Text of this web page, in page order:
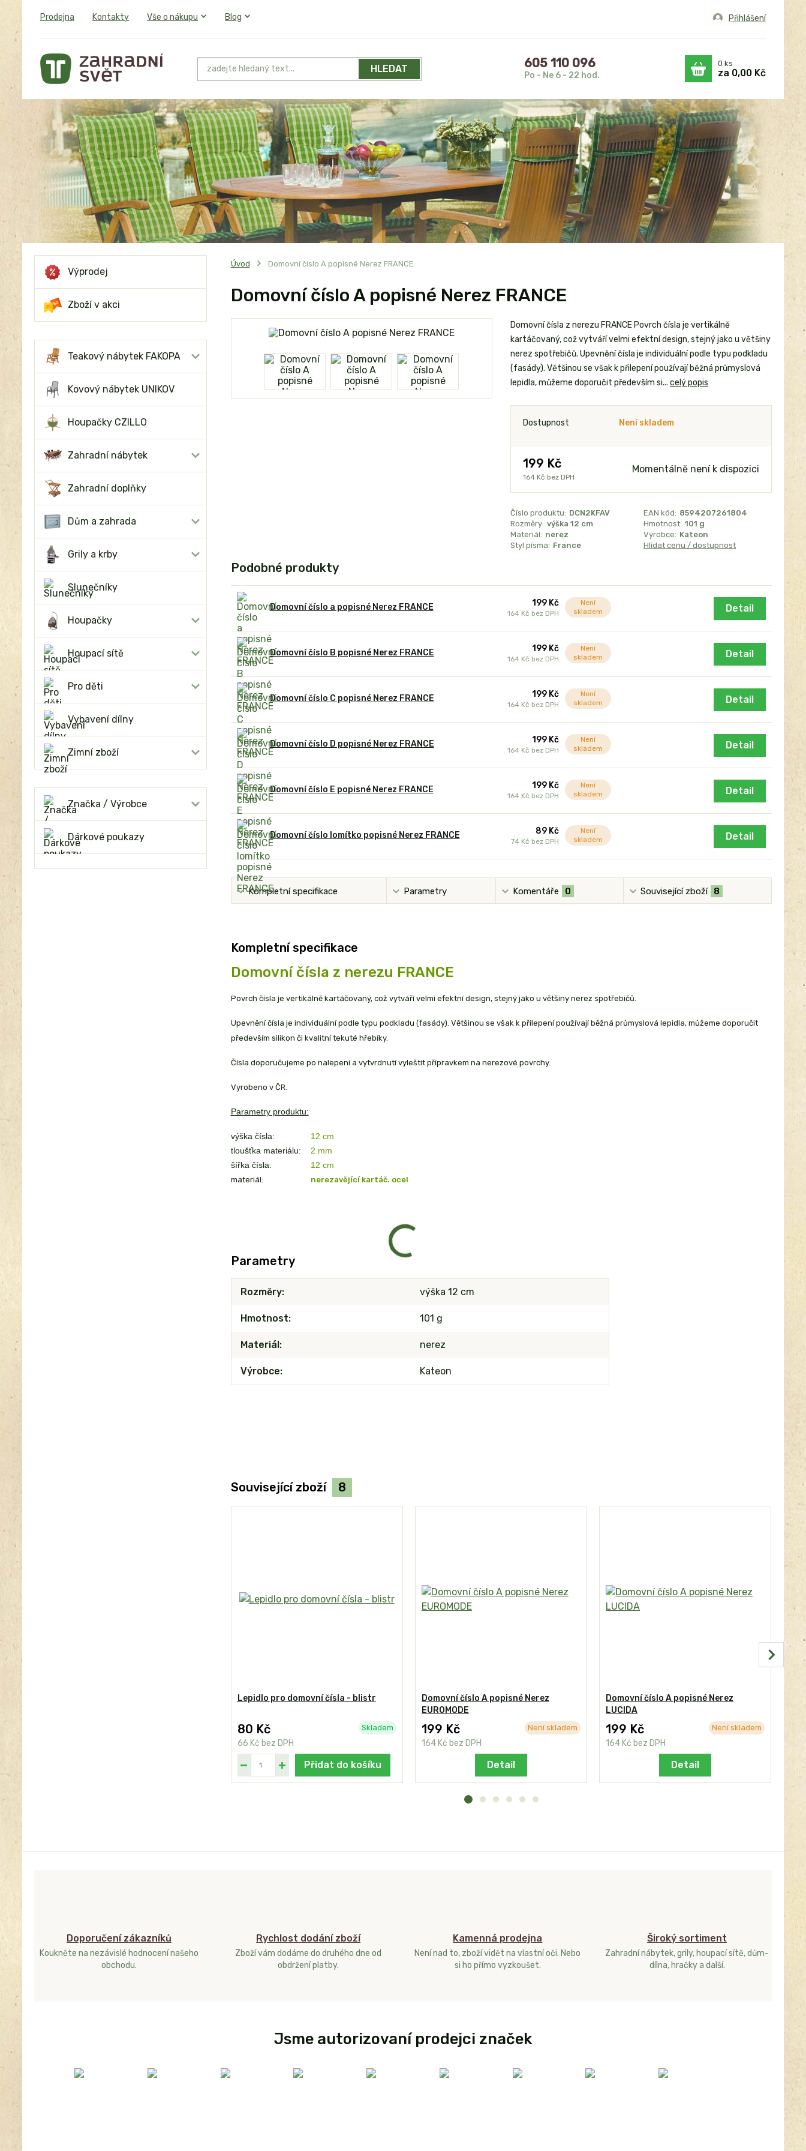
Prodejna Kontakty Vše o nákupu Blog Přihlášení
HLEDAT 605 110 096
Po - Ne 6 - 22 hod.
0 ks
za 0,00 Kč
Výprodej
Zboží v akci
Teakový nábytek FAKOPA
Kovový nábytek UNIKOV
Houpačky CZILLO
Zahradní nábytek
Zahradní doplňky
Dům a zahrada
Grily a krby
Slunečníky
Houpačky
Houpací sítě
Pro děti
Vybavení dílny
Zimní zboží
Značka / Výrobce
Dárkové poukazy
Úvod Domovní číslo A popisné Nerez FRANCE
Domovní číslo A popisné Nerez FRANCE
Domovní čísla z nerezu FRANCE Povrch čísla je vertikálně
kartáčovaný, což vytváří velmi efektní design, stejný jako u většiny
nerez spotřebičů. Upevnění čísla je individuální podle typu podkladu
(fasády). Většinou se však k přilepení používají běžná průmyslová
lepidla, můžeme doporučit především si... celý popis
Dostupnost Není skladem
199 Kč
164 Kč bez DPH
Momentálně není k dispozici
Číslo produktu: DCN2KFAV EAN kód: 8594207261804
Rozměry: výška 12 cm Hmotnost: 101 g
Materiál: nerez Výrobce: Kateon
Styl písma: France Hlídat cenu / dostupnost
Podobné produkty
Domovní číslo a popisné Nerez FRANCE 199 Kč
164 Kč bez DPH
Není
skladem
Detail
Domovní číslo B popisné Nerez FRANCE 199 Kč
164 Kč bez DPH
Není
skladem
Detail
Domovní číslo C popisné Nerez FRANCE 199 Kč
164 Kč bez DPH
Není
skladem
Detail
Domovní číslo D popisné Nerez FRANCE 199 Kč
164 Kč bez DPH
Není
skladem
Detail
Domovní číslo E popisné Nerez FRANCE 199 Kč
164 Kč bez DPH
Není
skladem
Detail
Domovní číslo lomítko popisné Nerez FRANCE 89 Kč
74 Kč bez DPH
Není
skladem
Detail
Kompletní specifikace Parametry Komentáře 0 Související zboží 8
Kompletní specifikace
Domovní čísla z nerezu FRANCE
Povrch čísla je vertikálně kartáčovaný, což vytváří velmi efektní design, stejný jako u většiny nerez spotřebičů.
Upevnění čísla je individuální podle typu podkladu (fasády). Většinou se však k přilepení používají běžná průmyslová lepidla, můžeme doporučit
především silikon či kvalitní tekuté hřebíky.
Čísla doporučujeme po nalepení a vytvrdnutí vyleštit přípravkem na nerezové povrchy.
Vyrobeno v ČR.
Parametry produktu:
výška čísla:
12 cm
tloušťka materiálu:
2 mm
šířka čísla:
12 cm
materiál: nerezavějící kartáč. ocel
Parametry
Rozměry výška 12 cm
Hmotnost 101 g
Materiál nerez
Výrobce Kateon
Související zboží 8
Lepidlo pro domovní čísla - blistr
80 Kč
66 Kč bez DPH
Skladem
Přidat do košíku
Domovní číslo A popisné Nerez
EUROMODE
199 Kč
164 Kč bez DPH
Není skladem
Detail
Domovní číslo A popisné Nerez
LUCIDA
199 Kč
164 Kč bez DPH
Není skladem
Detail
Doporučení zákazníků
Koukněte na nezávislé hodnocení našeho
obchodu.
Rychlost dodání zboží
Zboží vám dodáme do druhého dne od
obdržení platby.
Kamenná prodejna
Není nad to, zboží vidět na vlastní oči. Nebo
si ho přímo vyzkoušet.
Široký sortiment
Zahradní nábytek, grily, houpací sítě, dům-
dílna, hračky a další.
Jsme autorizovaní prodejci značek